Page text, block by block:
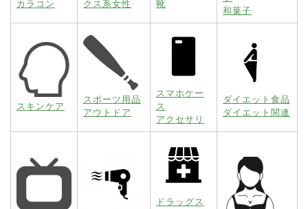
カラコン クス系女性 靴
和菓子
スキンケア
スポーツ用品
アウトドア
スマホケー
ス
アクセサリ
ダイエット食品
ダイエット関連
ドラッグス